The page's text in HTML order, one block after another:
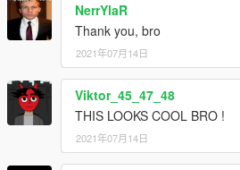
NerrYlaR
Thank you, bro
2021年07月14日
Viktor_45_47_48
THIS LOOKS COOL BRO !
2021年07月14日